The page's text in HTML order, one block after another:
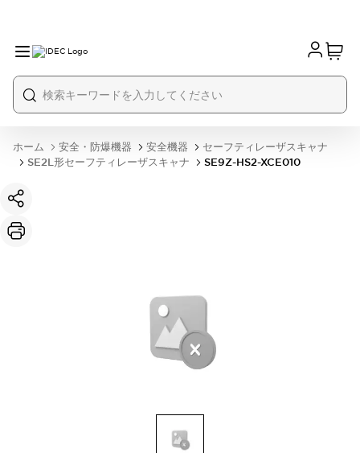
ホーム 安全・防爆機器 安全機器
セーフティレーザスキャナ
SE2L形セーフティレーザスキャナ
SE9Z-HS2-XCE010